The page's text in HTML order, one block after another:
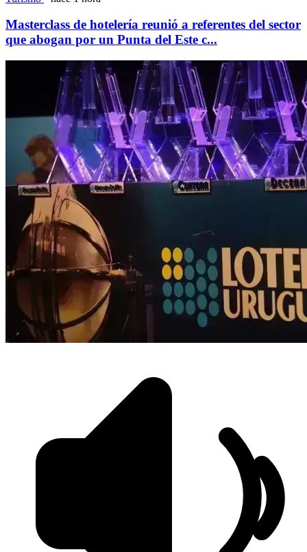
Masterclass de hotelería reunió a referentes del sector
que abogan por un Punta del Este c...